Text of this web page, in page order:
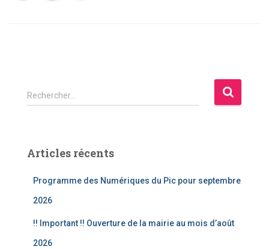
R
e
r
Rechercher…
Articles récents
Programme des Numériques du Pic pour septembre
2026
!! Important !! Ouverture de la mairie au mois d’août
2026